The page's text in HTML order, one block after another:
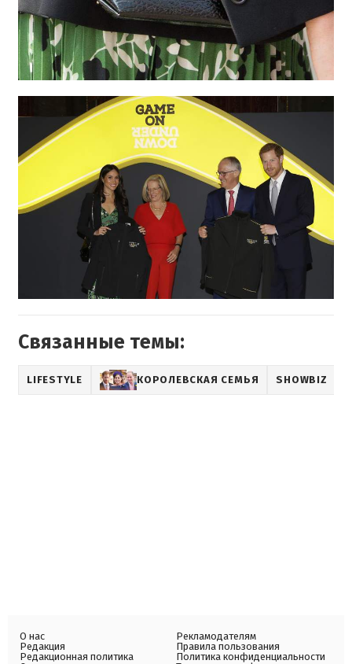
Связанные темы:
LIFESTYLE КОРОЛЕВСКАЯ СЕМЬЯ SHOWBIZ
О нас
Редакция
Редакционная политика
Рекламодателям
Правила пользования
Политика конфиденциальности